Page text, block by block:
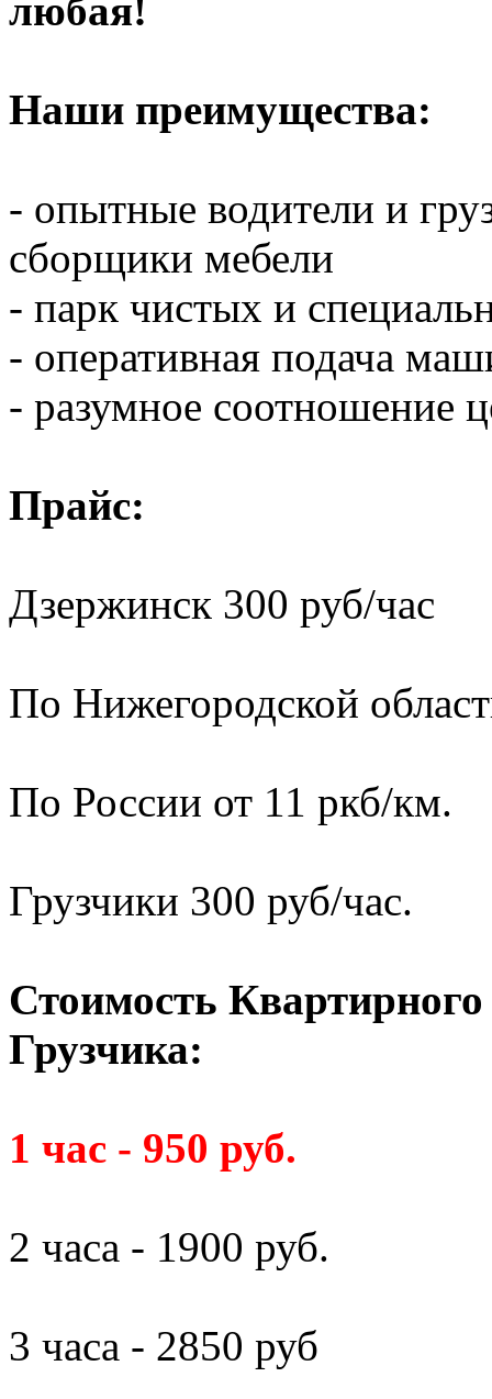
любая!
Наши преимущества:
- опытные водители и
сборщики мебели
- парк чистых и
- оперативная подача
- разумное соотношение
Прайс:
Дзержинск 300 руб/час
По Нижегородской
По России от 11 ркб/км.
Грузчики 300 руб/час.
Стоимость Квартирного
Грузчика:
1 час - 950 руб.
2 часа - 1900 руб.
3 часа - 2850 руб